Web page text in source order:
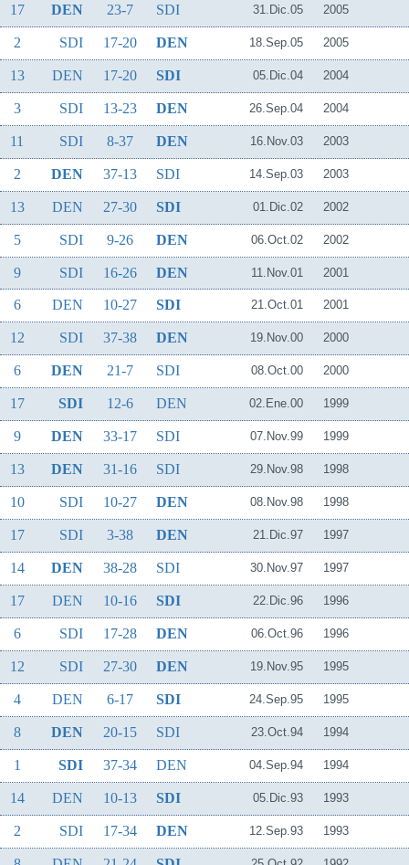
17 DEN 23-7 SDI 31.Dic.05 2005
2 SDI 17-20 DEN 18.Sep.05 2005
13 DEN 17-20 SDI 05.Dic.04 2004
3 SDI 13-23 DEN 26.Sep.04 2004
11 SDI 8-37 DEN 16.Nov.03 2003
2 DEN 37-13 SDI 14.Sep.03 2003
13 DEN 27-30 SDI 01.Dic.02 2002
5 SDI 9-26 DEN 06.Oct.02 2002
9 SDI 16-26 DEN 11.Nov.01 2001
6 DEN 10-27 SDI 21.Oct.01 2001
12 SDI 37-38 DEN 19.Nov.00 2000
6 DEN 21-7 SDI 08.Oct.00 2000
17 SDI 12-6 DEN 02.Ene.00 1999
9 DEN 33-17 SDI 07.Nov.99 1999
13 DEN 31-16 SDI 29.Nov.98 1998
10 SDI 10-27 DEN 08.Nov.98 1998
17 SDI 3-38 DEN 21.Dic.97 1997
14 DEN 38-28 SDI 30.Nov.97 1997
17 DEN 10-16 SDI 22.Dic.96 1996
6 SDI 17-28 DEN 06.Oct.96 1996
12 SDI 27-30 DEN 19.Nov.95 1995
4 DEN 6-17 SDI 24.Sep.95 1995
8 DEN 20-15 SDI 23.Oct.94 1994
1 SDI 37-34 DEN 04.Sep.94 1994
14 DEN 10-13 SDI 05.Dic.93 1993
2 SDI 17-34 DEN 12.Sep.93 1993